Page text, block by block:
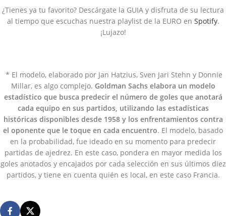
¿Tienes ya tu favorito? Descárgate la GUIA y disfruta de su lectura
al tiempo que escuchas nuestra playlist de la EURO en Spotify.
¡Lujazo!
* El modelo, elaborado por Jan Hatzius, Sven Jari Stehn y Donnie
Millar, es algo complejo. Goldman Sachs elabora un modelo
estadístico que busca predecir el número de goles que anotará
cada equipo en sus partidos, utilizando las estadísticas
históricas disponibles desde 1958 y los enfrentamientos contra
el oponente que le toque en cada encuentro. El modelo, basado
en la probabilidad, fue ideado en su momento para predecir
partidas de ajedrez. En este caso, pondera en mayor medida los
goles anotados y encajados por cada selección en sus últimos diez
partidos, y tiene en cuenta quién es local, en este caso Francia.